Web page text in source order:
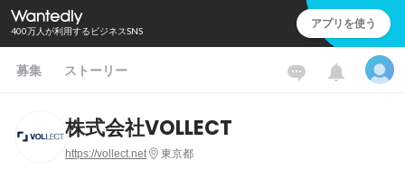
400万人が利用するビジネスSNS アプリを使う
募集 ストーリー
株式会社VOLLECT
https://vollect.net 東京都